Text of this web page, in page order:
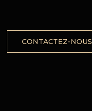
CONTACTEZ-NOUS